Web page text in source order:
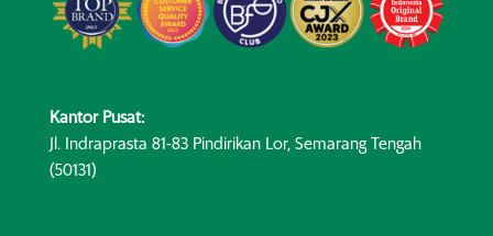
Kantor Pusat:
Jl. Indraprasta 81-83 Pindirikan Lor, Semarang Tengah
(50131)